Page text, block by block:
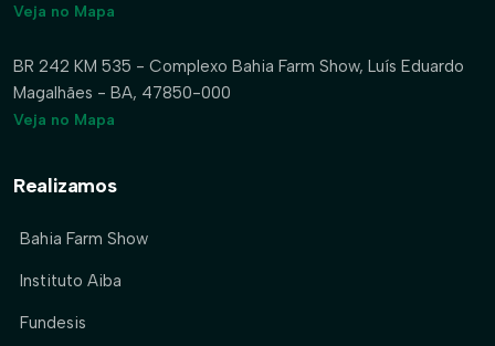
Veja no Mapa
BR 242 KM 535 - Complexo Bahia Farm Show, Luís Eduardo
Magalhães - BA, 47850-000
Veja no Mapa
Realizamos
Bahia Farm Show
Instituto Aiba
Fundesis